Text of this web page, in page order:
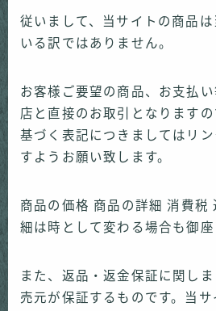
従いまして、当サイトの商品
いる訳ではありません。
お客様ご要望の商品、お支払
店と直接のお取引となります
基づく表記につきましてはリ
すようお願い致します。
商品の価格 商品の詳細 消費税
細は時として変わる場合も御座
また、返品・返金保証に関し
売元が保証するものです。当サ